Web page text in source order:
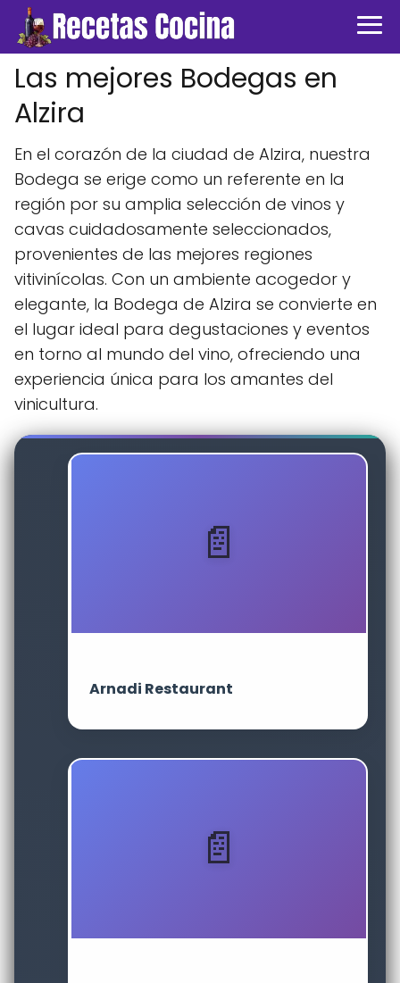
Las mejores Bodegas en
Alzira
En el corazón de la ciudad de Alzira, nuestra
Bodega se erige como un referente en la
región por su amplia selección de vinos y
cavas cuidadosamente seleccionados,
provenientes de las mejores regiones
vitivinícolas. Con un ambiente acogedor y
elegante, la Bodega de Alzira se convierte en
el lugar ideal para degustaciones y eventos
en torno al mundo del vino, ofreciendo una
experiencia única para los amantes del
vinicultura.
Arnadi Restaurant